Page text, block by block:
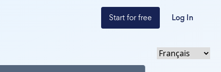
Start for free Log In